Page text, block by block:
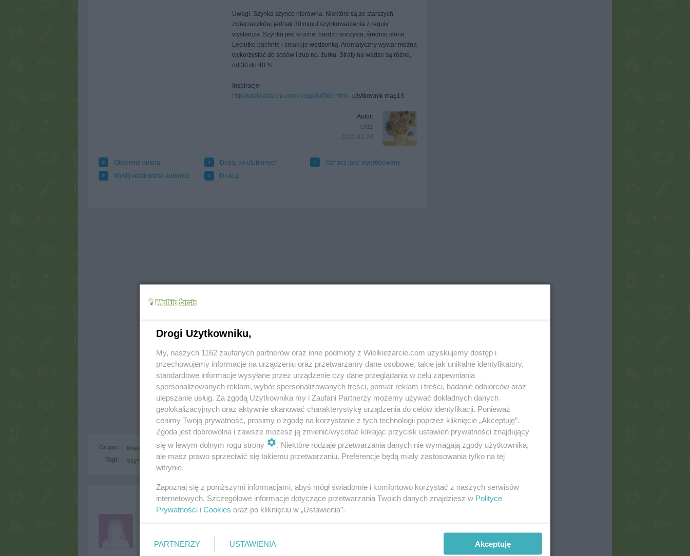
Uwagi. Szynka szynce nierówna. Niektóre są ze starszych
zwierzaczków, jednak 30 minut szybkowarzenia z reguły
wystarcza. Szynka jest krucha, bardzo soczysta, średnio słona.
Leciutko pachnie i smakuje wędzonką. Aromatyczny wywar można
wykorzystać do sosów i zup np. żurku. Straty na wadze są różne,
od 30 do 40 %.
Inspiracje:
http://wielkiezarcie.com/recipe64566.html - użytkownik mag13
Autor:
crizz
2011-03-24
Obserwuj autora Dodaj do ulubionych
Oznacz jako wypróbowany
Wyślij wiadomość autorowi
Drukuj
Grupy: Mięso Wieprzowina
Z szybkowaru
Tagi:
szynka gotowana więcej tagów
Zobacz wszystkie komentarze ( 3)
Drogi Użytkowniku,
My, naszych 1162 zaufanych partnerów oraz inne podmioty z Wielkiezarcie.com uzyskujemy dostęp i
przechowujemy informacje na urządzeniu oraz przetwarzamy dane osobowe, takie jak unikalne identyfikatory,
standardowe informacje wysyłane przez urządzenie czy dane przeglądania w celu zapewniania
spersonalizowanych reklam, wybór spersonalizowanych treści, pomiar reklam i treści, badanie odbiorców oraz
ulepszanie usług. Za zgodą Użytkownika my i Zaufani Partnerzy możemy używać dokładnych danych
geolokalizacyjnych oraz aktywnie skanować charakterystykę urządzenia do celów identyfikacji. Ponieważ
cenimy Twoją prywatność, prosimy o zgodę na korzystanie z tych technologii poprzez kliknięcie „Akceptuję”.
Zgoda jest dobrowolna i zawsze możesz ją zmienić/wycofać klikając przycisk ustawień prywatności znajdujący
się w lewym dolnym rogu strony
. Niektóre rodzaje przetwarzania danych nie wymagają zgody użytkownika,
ale masz prawo sprzeciwić się takiemu przetwarzaniu. Preferencje będą miały zastosowania tylko na tej
witrynie.
Zapoznaj się z poniższymi informacjami, abyś mógł świadomie i komfortowo korzystać z naszych serwisów
internetowych. Szczegółowe informacje dotyczące przetwarzania Twoich danych znajdziesz w Polityce
Prywatności i Cookies oraz po kliknięciu w „Ustawienia”.
PARTNERZY USTAWIENIA Akceptuję